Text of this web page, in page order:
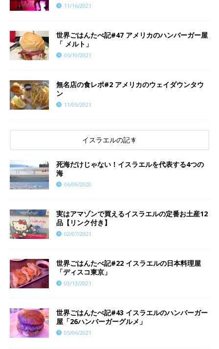
11/16/2021
世界ごはんたべ記#47 アメリカのハンバーガー屋
「 メルト」
05/10/2021
無名店の食レポ#2 アメリカのウェイダウンタウ
ン
11/05/2021
イスラエルの記事
死海だけじゃない！イスラエルを代表する4つの
海
06/09/2020
実はアマゾンで買えるイスラエルの定番お土産12
品【リンク付き】
02/07/2021
世界ごはんたべ記#22 イスラエルの日本料理屋
「ディスコ東京」
03/13/2021
世界ごはんたべ記#43 イスラエルのハンバーガー
屋「26ハンバーガーグルメ」
05/06/2021